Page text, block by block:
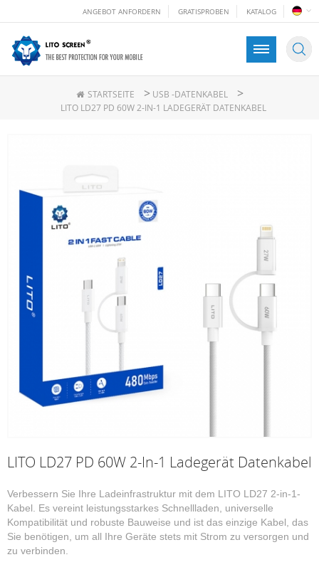
ANGEBOT ANFORDERN GRATISPROBEN KATALOG
STARTSEITE > USB -DATENKABEL >
LITO LD27 PD 60W 2-IN-1 LADEGERÄT DATENKABEL
LITO LD27 PD 60W 2-In-1 Ladegerät Datenkabel
Verbessern Sie Ihre Ladeinfrastruktur mit dem LITO LD27 2-in-1-
Kabel. Es vereint leistungsstarkes Schnellladen, universelle
Kompatibilität und robuste Bauweise und ist das einzige Kabel, das
Sie benötigen, um all Ihre Geräte stets mit Strom zu versorgen und
zu verbinden.